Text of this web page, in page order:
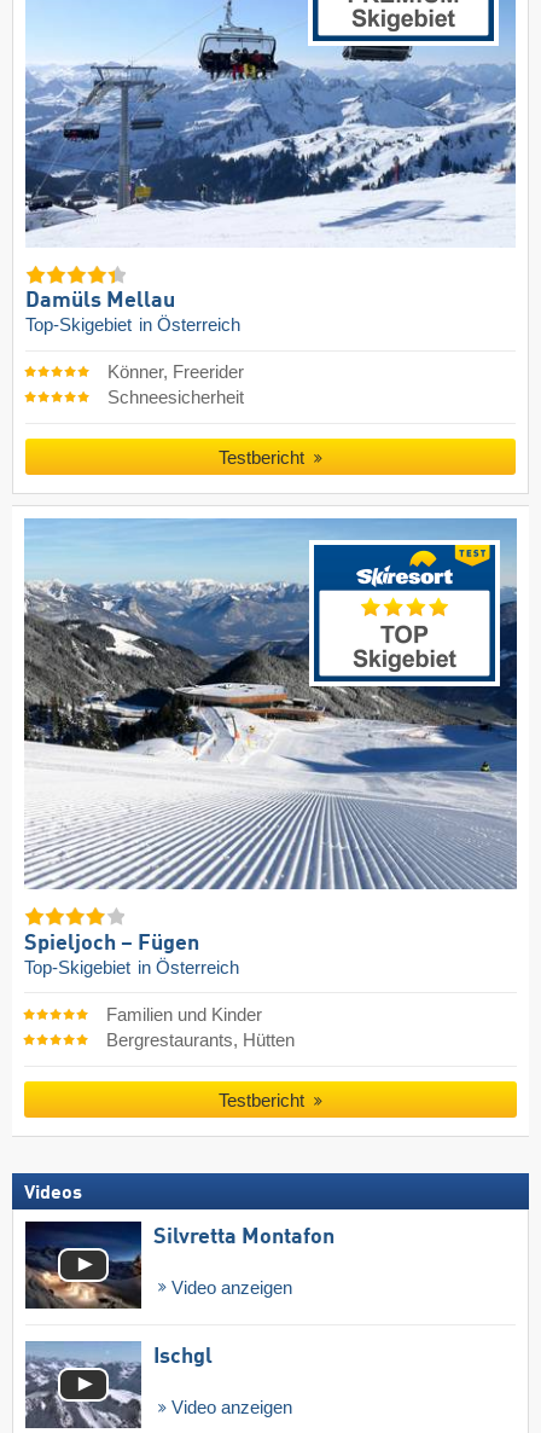
Damüls Mellau
Top-Skigebiet in Österreich
Könner, Freerider
Schneesicherheit
Testbericht
Spieljoch – Fügen
Top-Skigebiet in Österreich
Familien und Kinder
Bergrestaurants, Hütten
Testbericht
Videos
Silvretta Montafon
Video anzeigen
Ischgl
Video anzeigen